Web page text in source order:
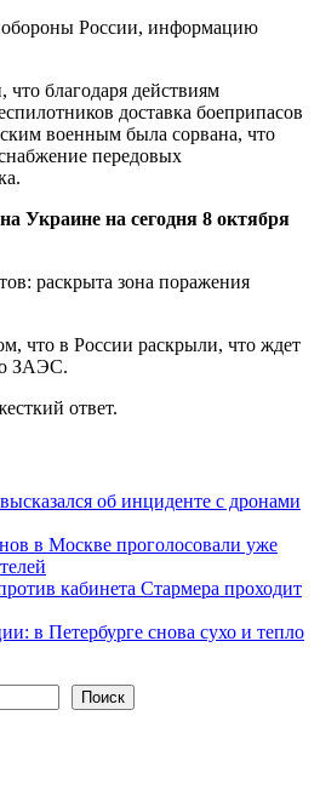
России, информацию
благодаря действиям
доставка боеприпасов
военным была сорвана, что
передовых
Украине на сегодня 8 октября
что в России раскрыли, что ждет
ЗАЭС.
ответ.
об инциденте с дронами
в Москве проголосовали уже
кабинета Стармера проходит
в Петербурге снова сухо и тепло
Поиск